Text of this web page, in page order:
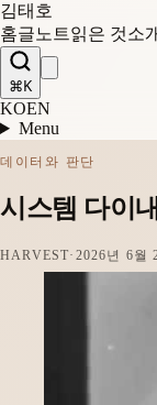
김태호
홈글 노트읽은 것소
⌘K
KOEN
Menu
데이터와 판단
시스템 다이
HARVEST· 2026년 6월